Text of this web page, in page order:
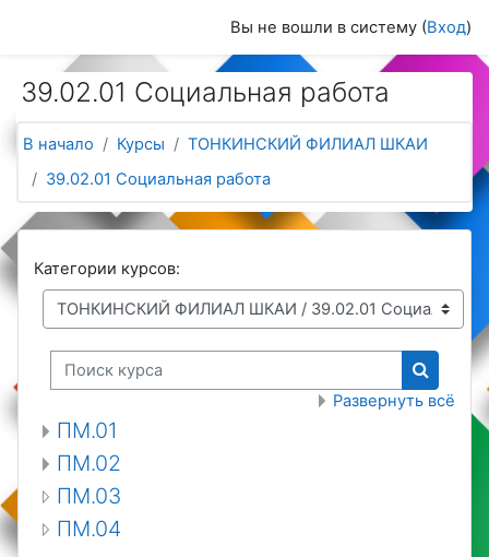
Вы не вошли в систему (Вход)
39.02.01 Социальная работа
В начало Курсы
ТОНКИНСКИЙ ФИЛИАЛ ШКАИ
39.02.01 Социальная работа
Категории курсов:
Поиск курса
Поиск
Развернуть всё
ПМ.01
ПМ.02
ПМ.03
ПМ.04